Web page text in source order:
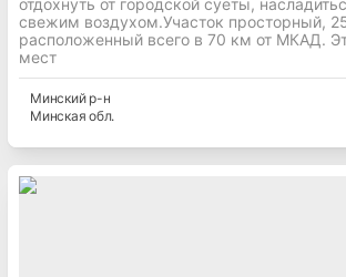
отдохнуть от городской суеты,
свежим воздухом.Участок просторный,
расположенный всего в 70 км от МКАД.
мест
Минскийр-н
Минская обл.